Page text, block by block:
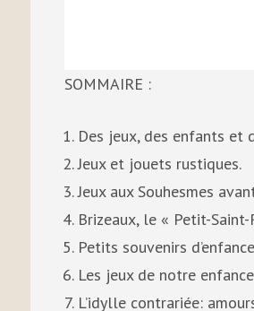
SOMMAIRE :
Des jeux, des enfants et
Jeux et jouets rustiques.
Jeux aux Souhesmes
Brizeaux, le « Petit-
Petits souvenirs
Les jeux de notre
L’idylle contrariée: